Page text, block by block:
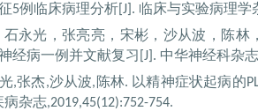
5例临床病理分析 [J]. 临床与实验病理学
永光，张亮亮，宋彬，沙从波，陈林
经病一例并文献复习 [J]. 中华神经科杂志
,张杰,沙从波, 陈林. 以精神症状起病的
病杂志,2019,45(12):752-754.